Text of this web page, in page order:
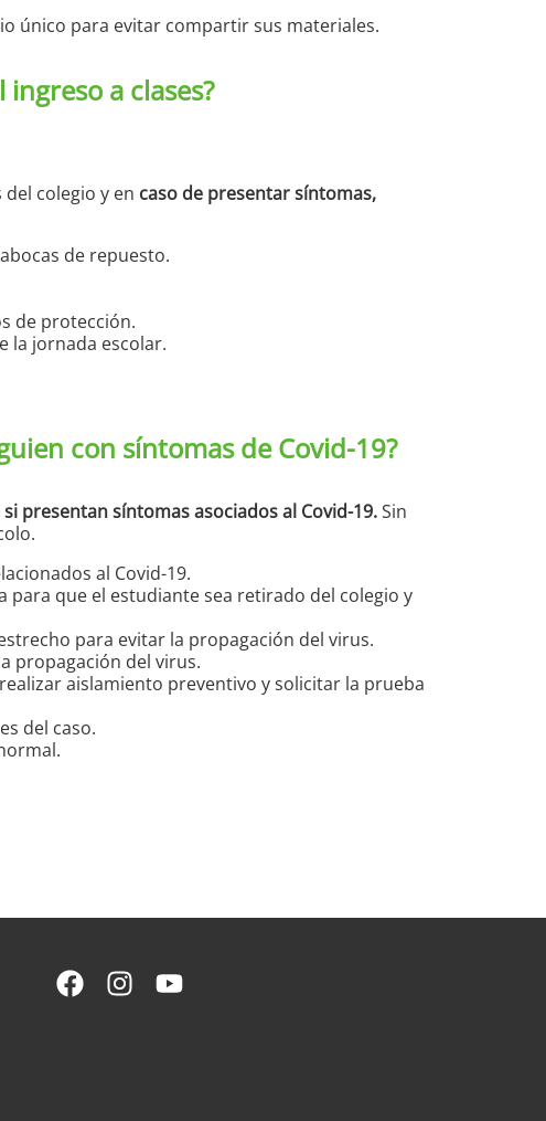
único para evitar compartir sus materiales.
a clases?
colegio y en caso de presentar síntomas,
de repuesto.
de protección.
la jornada escolar.
con síntomas de Covid-19?
presentan síntomas asociados al Covid-19.Sin
al Covid-19.
para que el estudiante sea retirado del colegio y
para evitar la propagación del virus.
propagación del virus.
aislamiento preventivo y solicitar la prueba
del caso.